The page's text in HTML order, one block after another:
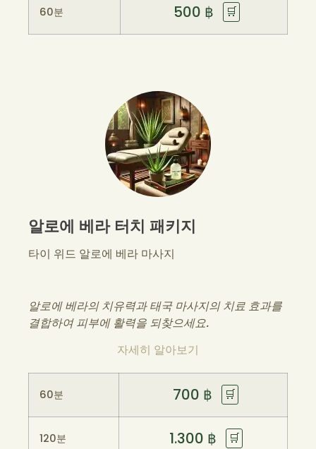
60분 500 ฿ 🛒
알로에 베라 터치 패키지
타이 위드 알로에 베라 마사지
알로에 베라의 치유력과 태국 마사지의 치료 효과를
결합하여 피부에 활력을 되찾으세요.
자세히 알아보기
60분 700 ฿ 🛒
120분 1.300 ฿ 🛒